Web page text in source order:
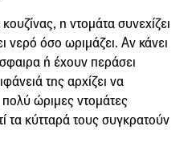
η ντομάτα συνεχίζει
νερό όσο ωριμάζει. Αν κάνει
ή έχουν περάσει
της αρχίζει να
ώριμες ντομάτες
τα κύτταρά τους συγκρατούν